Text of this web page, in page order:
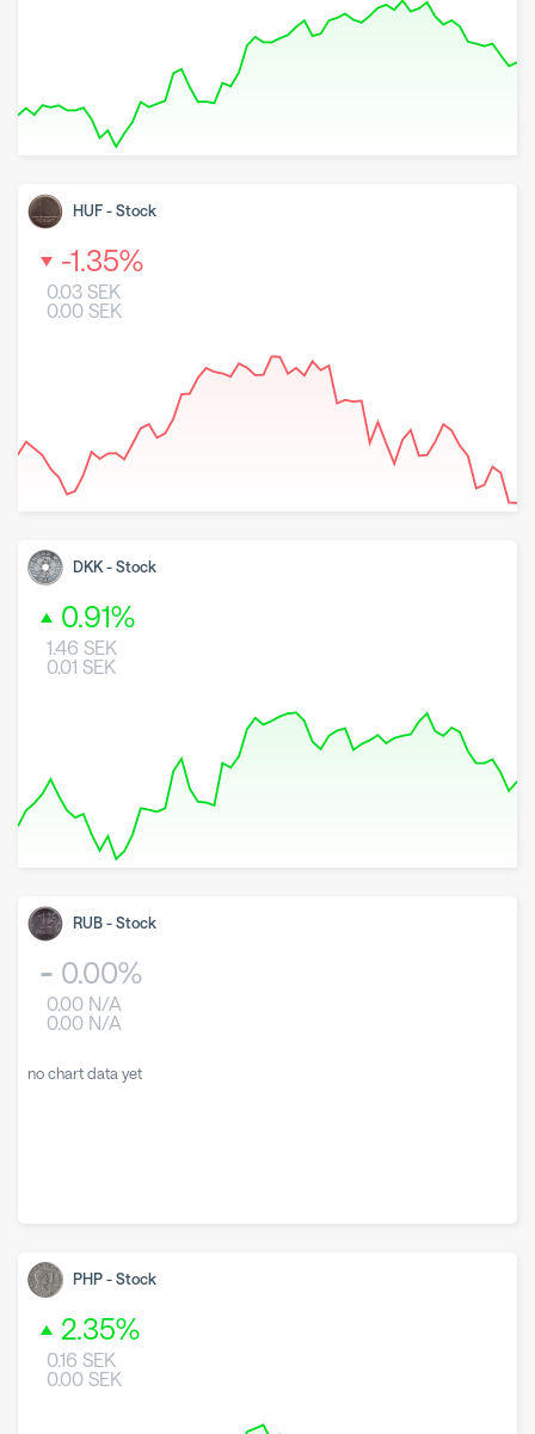
HUF - Stock
-1.35%
0.03 SEK
0.00 SEK
DKK - Stock
0.91%
1.46 SEK
0.01 SEK
RUB - Stock
0.00%
0.00 N/A
0.00 N/A
no chart data yet
PHP - Stock
2.35%
0.16 SEK
0.00 SEK